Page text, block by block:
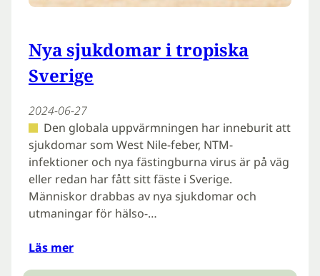
Nya sjukdomar i tropiska
Sverige
2024-06-27
Den globala uppvärmningen har inneburit att
sjukdomar som West Nile-feber, NTM-
infektioner och nya fästingburna virus är på väg
eller redan har fått sitt fäste i Sverige.
Människor drabbas av nya sjukdomar och
utmaningar för hälso-…
Läs mer